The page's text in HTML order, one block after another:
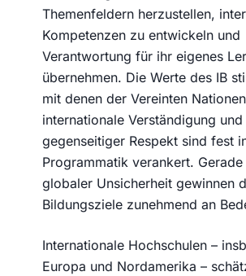
Themenfeldern herzustellen,
Kompetenzen zu entwickeln und
Verantwortung für ihr eigenes
übernehmen. Die Werte des IB
mit denen der Vereinten
internationale Verständigung und
gegenseitiger Respekt sind fest
Programmatik verankert.
globaler Unsicherheit gewinnen
Bildungsziele zunehmend an
Internationale Hochschulen –
Europa und Nordamerika –